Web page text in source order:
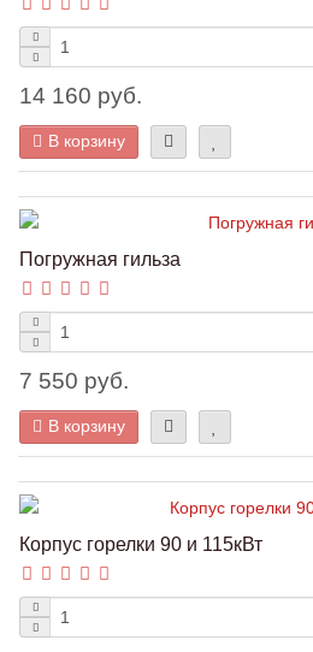
14 160 руб.
В корзину
Погружная гильза
7 550 руб.
В корзину
Корпус горелки 90 и 115кВт